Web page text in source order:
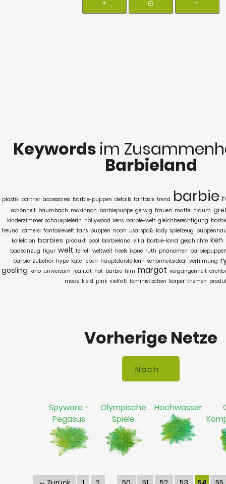
+ ⊙ -
Keywords im
Barbieland
plastik partner accessoires barbie-puppen details fantasie trend barbie
schönheit baumbach mckinnon barbiepuppe gerwig frauen mattel traum
kinderzimmer schauspielerin hollywood kens barbie-welt gleichberechtigung
freund kamera fantasiewelt fans puppen noah usa spaß lady spielzeug
kollektion barbies produkt pool barbieland villa barbie-land geschichte ken
badeanzug figur welt ferrell weltweit heels ikone ruth phänomen
barbie-zubehör hype kate leben hauptdarstellerin schönheitsideal verfilmung
gosling kino universum realität hot barbie-film margot vergangenheit
mode kleid pink vielfalt feministischen körper themen
Vorherige Netze
Spyware -
Pegasus
Olympische
Spiele
Hochwasser